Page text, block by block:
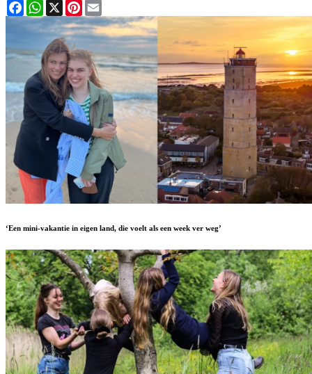
FacebookWhatsApp
X Pinterest
‘Een mini-vakantie in eigen land, die voelt als een week ver weg’